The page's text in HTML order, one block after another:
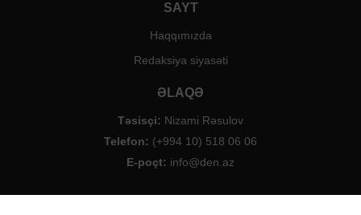
SAYT
Haqqımızda
Redaksiya siyasəti
ƏLAQƏ
Təsisçi: Nizami Rəsulov
Telefon: (+994 10) 518 06 06
E-poçt: info@den.az